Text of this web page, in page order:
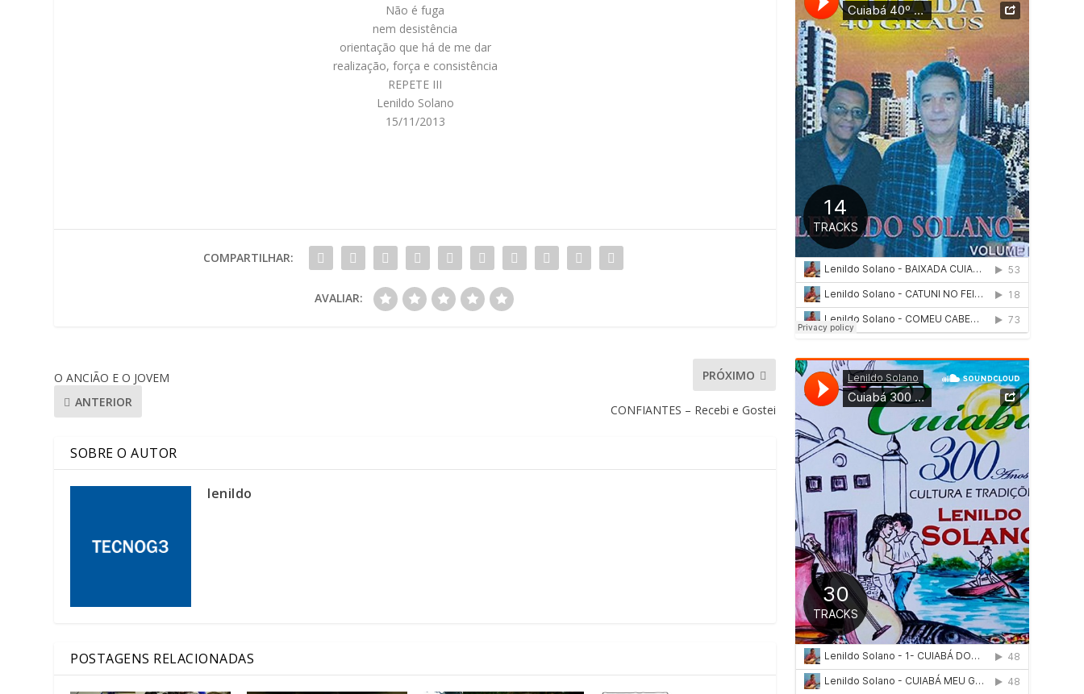
Não é fuga
nem desistência
orientação que há de me dar
realização, força e consistência
REPETE III
Lenildo Solano
15/11/2013
COMPARTILHAR:
AVALIAR:
O ANCIÃO E O JOVEM
ANTERIOR
PRÓXIMO
CONFIANTES – Recebi e Gostei
SOBRE O AUTOR
lenildo
POSTAGENS RELACIONADAS